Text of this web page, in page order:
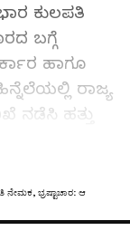
ಕುಲಪತಿ
ಬಗ್ಗೆ
ಹಾಗೂ
ರಾಜ್ಯ
ನಡೆಸಿ ಹತ್ತು
ಹಿರಿಯ